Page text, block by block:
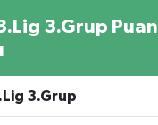
3.Grup Puan
3.Grup